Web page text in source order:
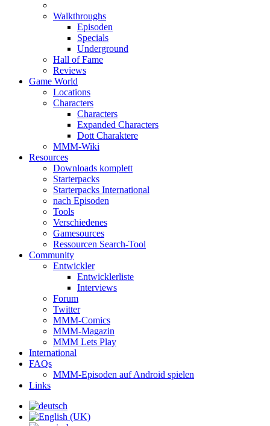
Walkthroughs
Episoden
Specials
Underground
Hall of Fame
Reviews
Game World
Locations
Characters
Characters
Expanded Characters
Dott Charaktere
MMM-Wiki
Resources
Downloads komplett
Starterpacks
Starterpacks International
nach Episoden
Tools
Verschiedenes
Gamesources
Ressourcen Search-Tool
Community
Entwickler
Entwicklerliste
Interviews
Forum
Twitter
MMM-Comics
MMM-Magazin
MMM Lets Play
International
FAQs
MMM-Episoden auf Android spielen
Links